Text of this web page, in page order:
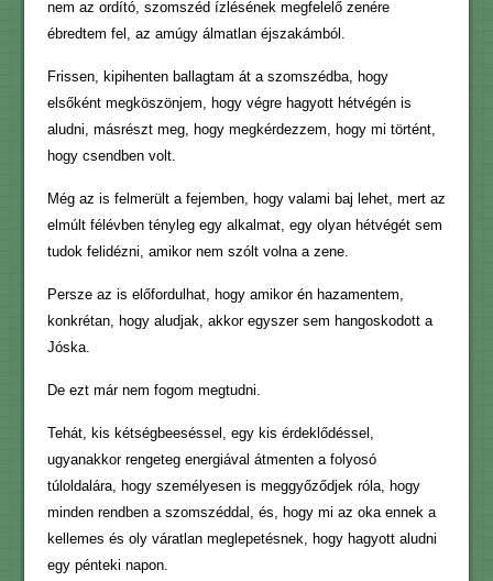
nem az ordító, szomszéd ízlésének megfelelő zenére
ébredtem fel, az amúgy álmatlan éjszakámból.
Frissen, kipihenten ballagtam át a szomszédba, hogy
elsőként megköszönjem, hogy végre hagyott hétvégén is
aludni, másrészt meg, hogy megkérdezzem, hogy mi történt,
hogy csendben volt.
Még az is felmerült a fejemben, hogy valami baj lehet, mert az
elmúlt félévben tényleg egy alkalmat, egy olyan hétvégét sem
tudok felidézni, amikor nem szólt volna a zene.
Persze az is előfordulhat, hogy amikor én hazamentem,
konkrétan, hogy aludjak, akkor egyszer sem hangoskodott a
Jóska.
De ezt már nem fogom megtudni.
Tehát, kis kétségbeeséssel, egy kis érdeklődéssel,
ugyanakkor rengeteg energiával átmenten a folyosó
túloldalára, hogy személyesen is meggyőződjek róla, hogy
minden rendben a szomszéddal, és, hogy mi az oka ennek a
kellemes és oly váratlan meglepetésnek, hogy hagyott aludni
egy pénteki napon.